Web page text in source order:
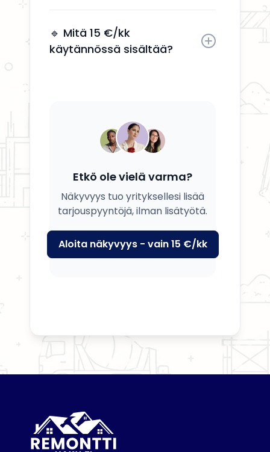
ja kuvauksesi milloin tahansa.
🔹 Mitä 15 €/kk
käytännössä sisältää?
Etkö ole vielä varma?
Näkyvyys tuo yrityksellesi lisää
tarjouspyyntöjä, ilman lisätyötä.
Aloita näkyvyys - vain 15 €/kk